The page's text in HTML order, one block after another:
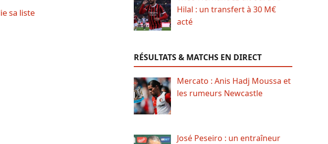
sa liste
Hilal : un transfert à 30 M€
acté
RÉSULTATS & MATCHS EN DIRECT
Mercato : Anis Hadj Moussa et
les rumeurs Newcastle
José Peseiro : un entraîneur